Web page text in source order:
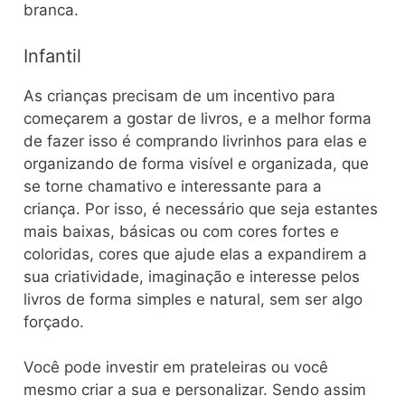
branca.
Infantil
As crianças precisam de um incentivo para
começarem a gostar de livros, e a melhor forma
de fazer isso é comprando livrinhos para elas e
organizando de forma visível e organizada, que
se torne chamativo e interessante para a
criança. Por isso, é necessário que seja estantes
mais baixas, básicas ou com cores fortes e
coloridas, cores que ajude elas a expandirem a
sua criatividade, imaginação e interesse pelos
livros de forma simples e natural, sem ser algo
forçado.
Você pode investir em prateleiras ou você
mesmo criar a sua e personalizar. Sendo assim